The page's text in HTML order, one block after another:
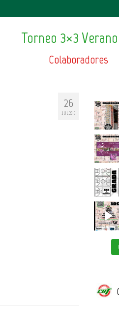
Torneo 3×3 Verano
Colaboradores
26
JUL 2018